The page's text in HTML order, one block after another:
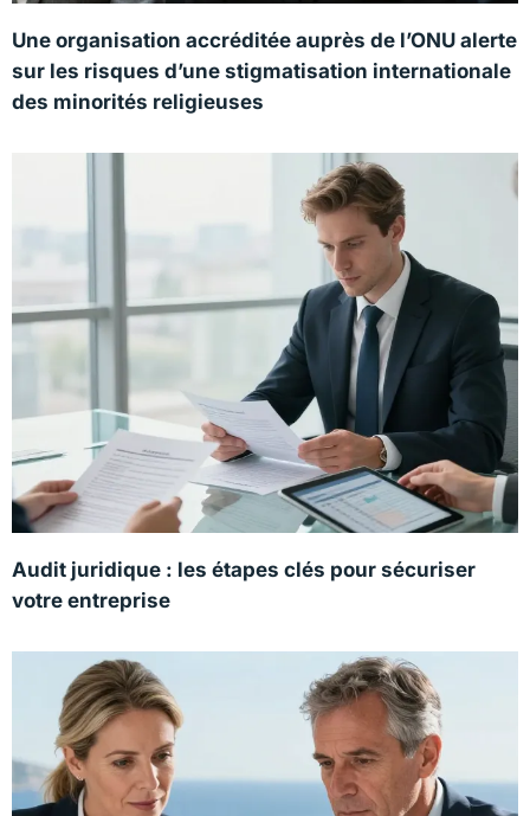
Une organisation accréditée auprès de l’ONU alerte
sur les risques d’une stigmatisation internationale
des minorités religieuses
Audit juridique : les étapes clés pour sécuriser
votre entreprise